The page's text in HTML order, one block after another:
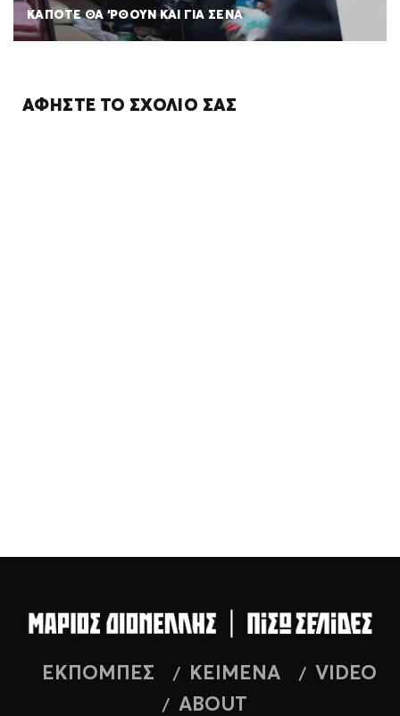
ΚΑΠΟΤΕ ΘΑ ‘ΡΘΟΥΝ ΚΑΙ ΓΙΑ ΣΕΝΑ
ΑΦΉΣΤΕ ΤΟ ΣΧΌΛΙΌ ΣΑΣ
ΕΚΠΟΜΠΕΣ ΚΕΙΜΕΝΑ
VIDEO
ABOUT